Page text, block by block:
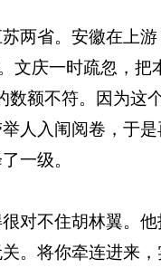
省。安徽在上游
文庆一时疏忽，把
数额不符。因为这
人入闱阅卷，于
一级。
不住胡林翼。他
。将你牵连进来